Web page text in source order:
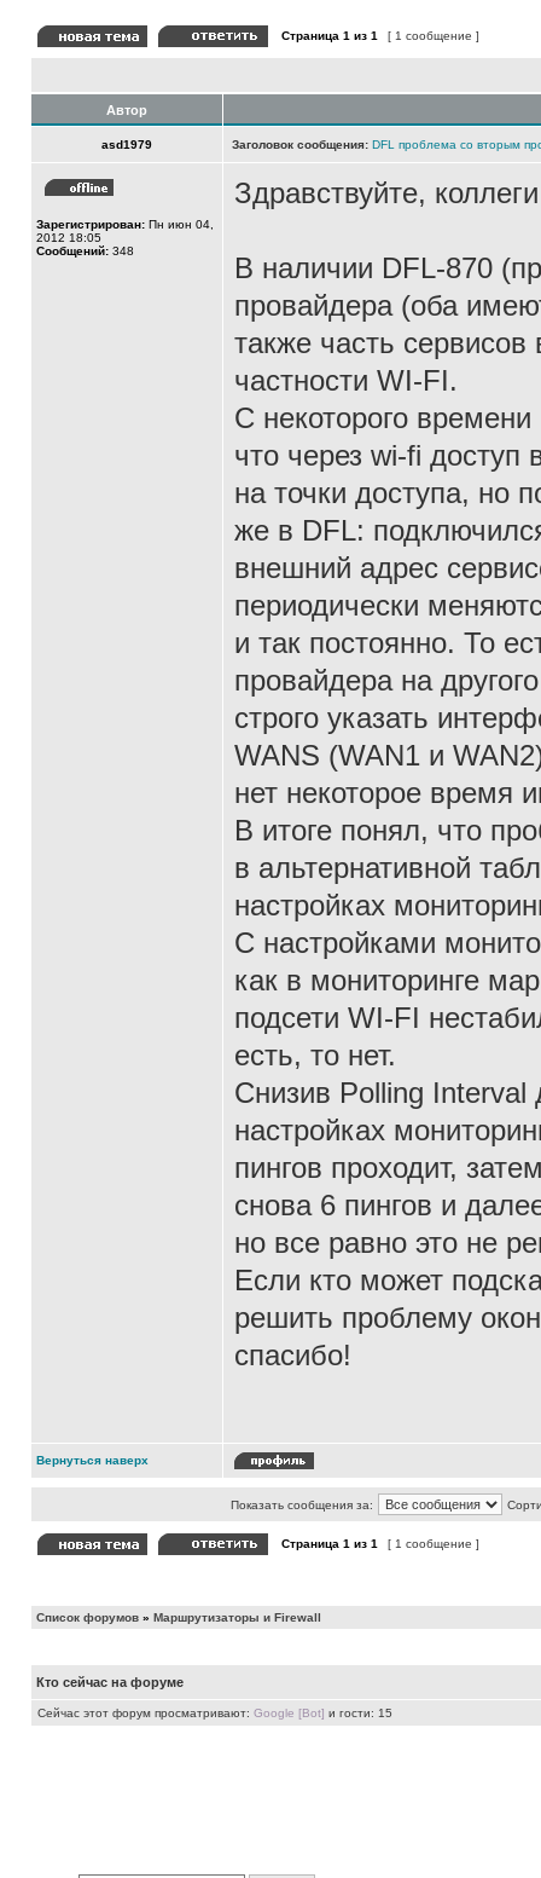
Страница 1 из 1 [ 1 сообщение ]
Автор
asd1979 Заголовок сообщения: DFL проблема со вторым
Зарегистрирован: Пн июн 04,
2012 18:05
Сообщений: 348
Здравствуйте,
В наличии DFL-870
провайдера (оба
также часть
частности WI-FI.
С некоторого
что через wi-fi
на точки доступа, но
же в DFL:
внешний адрес
периодически
и так постоянно. То
провайдера на
строго указать
WANS (WAN1 и
нет некоторое время
В итоге понял, что
в альтернативной
настройках
С настройками
как в мониторинге
подсети WI-FI
есть, то нет.
Снизив Polling
настройках
пингов проходит,
снова 6 пингов и
но все равно это не
Если кто может
решить проблему
спасибо!
Вернуться наверх
Показать сообщения за:
Страница 1 из 1 [ 1 сообщение ]
Список форумов » Маршрутизаторы и Firewall
Кто сейчас на форуме
Сейчас этот форум просматривают: Google [Bot] и гости: 15